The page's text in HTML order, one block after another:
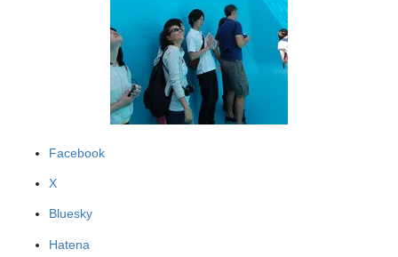
Facebook
X
Bluesky
Hatena